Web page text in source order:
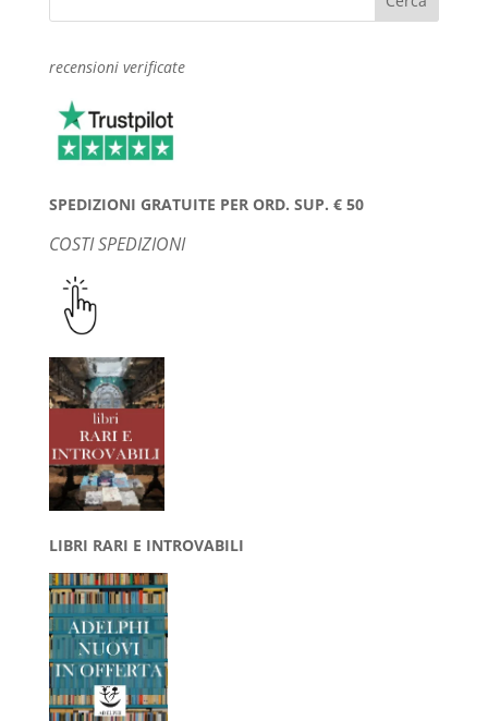
recensioni verificate
SPEDIZIONI GRATUITE PER ORD. SUP. € 50
COSTI SPEDIZIONI
LIBRI RARI E INTROVABILI